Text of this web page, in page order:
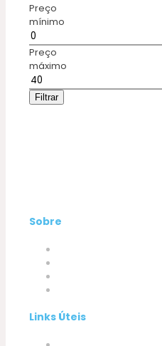
Preço
mínimo
Preço
máximo
Filtrar
Sobre
Links Úteis